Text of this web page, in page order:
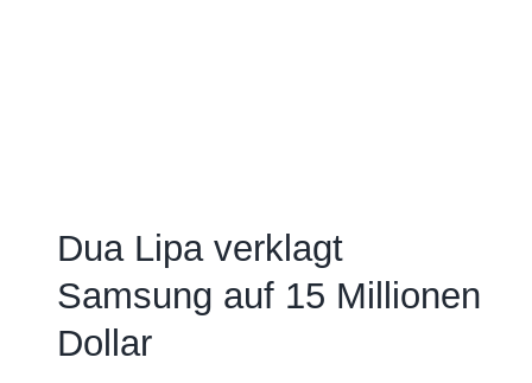
Dua Lipa verklagt
Samsung auf 15 Millionen
Dollar